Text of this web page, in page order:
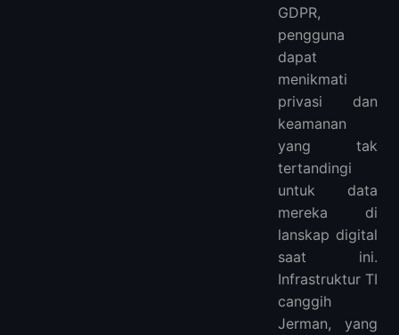
GDPR,
pengguna
dapat
menikmati
privasi dan
keamanan
yang tak
tertandingi
untuk data
mereka di
lanskap digital
saat ini.
Infrastruktur TI
canggih
Jerman, yang